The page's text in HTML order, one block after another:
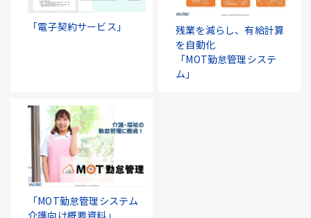
「電子契約サービス」
残業を減らし、有給計算
を自動化
「MOT勤怠管理システ
ム」
「MOT勤怠管理システム